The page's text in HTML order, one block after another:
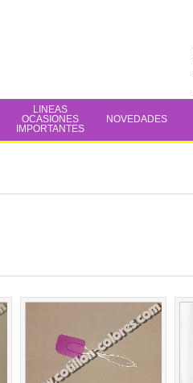
LINEAS
OCASIONES
IMPORTANTES
NOVEDADES